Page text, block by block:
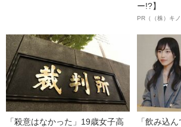
ー!?】
PR（（株）キノ
「殺意はなかった」19歳女子高
「飲み込